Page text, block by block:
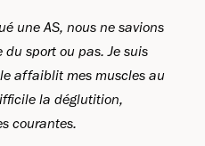
une AS, nous ne savions
sport ou pas. Je suis
affaiblit mes muscles au
la déglutition,
courantes.